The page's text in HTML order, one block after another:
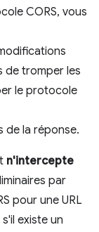
CORS, vous
de tromper les
le protocole
de la réponse.
n'intercepte
par
pour une URL
existe un